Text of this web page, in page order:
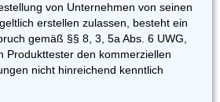
von Unternehmen von seinen
erstellen zulassen, besteht ein
gemäß §§ 8, 3, 5a Abs. 6 UWG,
Produkttester den kommerziellen
nicht hinreichend kenntlich